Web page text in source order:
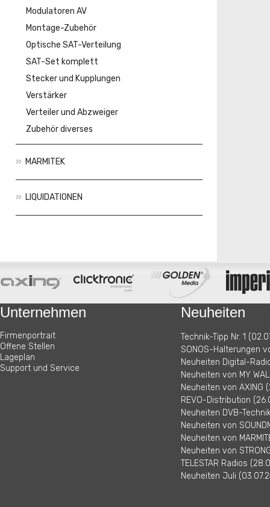
Modulatoren AV
Montage-Zubehör
Optische SAT-Verteilung
SAT-Set komplett
Stecker und Kupplungen
Verstärker
Verteiler und Abzweiger
Zubehör diverses
MARMITEK
LIQUIDATIONEN
Unternehmen
Firmenportrait
Offene Stellen
Lageplan
Support und Service
Neuheiten
Technik-Tipp Nr. 1
SONOS-Halterungen
Neuheiten Digital-
Neuheiten von MY
Neuheiten von AXING
REVO-Distribution
Neuheiten DVB-
Neuheiten von
Neuheiten von
Neuheiten von
TELESTAR Radios
Neuheiten Juli